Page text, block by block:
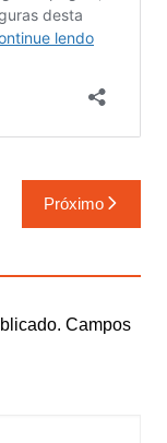
Próximo
Campos